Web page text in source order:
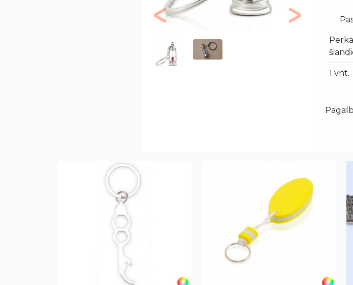
Previous Next
1 vnt.